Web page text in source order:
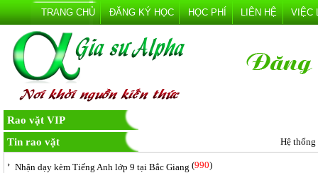
TRANG CHỦ ĐĂNG KÝ HỌC HỌC PHÍ LIÊN HỆ VIỆC
Rao vặt VIP
Tin rao vặt
Hệ
Nhận dạy kèm Tiếng Anh lớp 9 tại Bắc Giang (990)